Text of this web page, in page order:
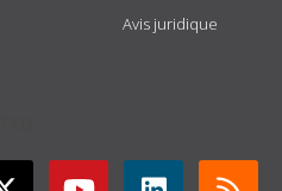
Avis juridique